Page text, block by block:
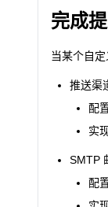
完成
当某个自定
推送渠
配
实
SMTP
配